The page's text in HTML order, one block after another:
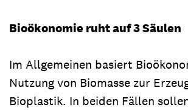
Bioökonomie ruht auf 3 Säulen
Im Allgemeinen basiert
Nutzung von Biomasse zur
Bioplastik. In beiden Fällen